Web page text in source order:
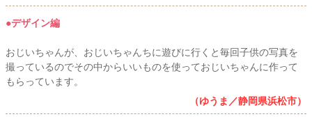
●デザイン編
おじいちゃんが、おじいちゃんちに遊びに行くと毎回子供の写真を
撮っているのでその中からいいものを使っておじいちゃんに作って
もらっています。
（ゆうま／静岡県浜松市）